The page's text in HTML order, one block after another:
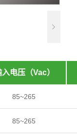
入电压（Vac）
85~265
85~265